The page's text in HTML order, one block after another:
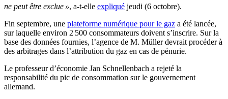
ne peut être exclue », a-t-elle expliqué jeudi (6 octobre).
Fin septembre, une plateforme numérique pour le gaz a été lancée,
sur laquelle environ 2 500 consommateurs doivent s’inscrire. Sur la
base des données fournies, l’agence de M. Müller devrait procéder à
des arbitrages dans l’attribution du gaz en cas de pénurie.
Le professeur d’économie Jan Schnellenbach a rejeté la
responsabilité du pic de consommation sur le gouvernement
allemand.